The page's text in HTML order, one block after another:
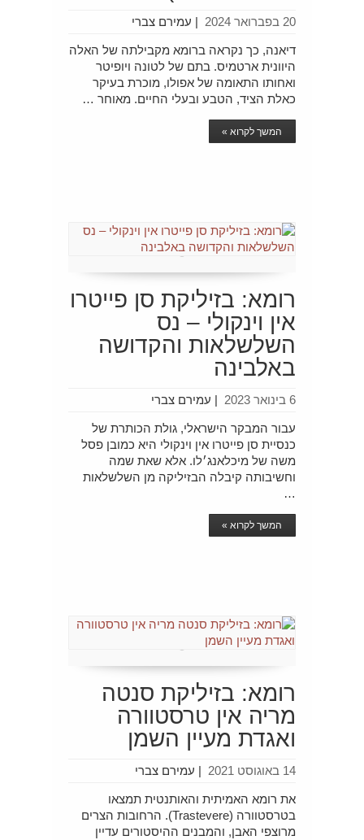
עמירם צברי | 20 בפברואר 2024
דיאנה, כך נקראה ברומא מקבילתה של האלה
היוונית ארטמיס. בתם של לטונה ויופיטר
ואחותו התאומה של אפולו, מוכרת בעיקר
כאלת הציד, הטבע ובעלי החיים. מאוחר …
המשך לקרוא »
רומא: בזיליקת סן פייטרו
אין וינקולי – נס
השלשלאות והקדושה
באלבינה
עמירם צברי | 6 בינואר 2023
עבור המבקר הישראלי, גולת הכותרת של
כנסיית סן פייטרו אין וינקולי היא כמובן פסל
משה של מיכלאנג׳לו. אלא שאת שמה
וחשיבותה קיבלה הבזיליקה מן השלשלאות
…
המשך לקרוא »
רומא: בזיליקת סנטה
מריה אין טרסטוורה
ואגדת מעיין השמן
עמירם צברי | 14 באוגוסט 2021
את רומא האמיתית והאותנטית תמצאו
בטרסטוורה (Trastevere). הרחובות הצרים
מרוצפי האבן, והמבנים ההיסטורים עדיין